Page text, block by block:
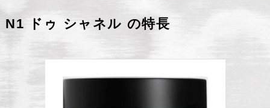
N1 ドゥ シャネル の特長